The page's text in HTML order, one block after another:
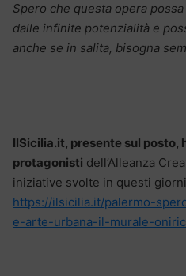
Spero che questa opera
dalle infinite potenzialità e
anche se in salita, bisogna
IlSicilia.it, presente sul posto,
protagonisti dell’Alleanza
iniziative svolte in questi
https://ilsicilia.it/palermo-
e-arte-urbana-il-murale-